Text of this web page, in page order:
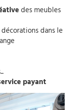
des meubles
dans le
payant